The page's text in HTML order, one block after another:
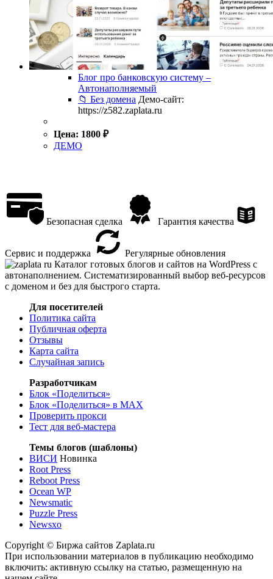
Блог про банковскую систему –
Автонаполняемый
📁 Без домена Демо-сайт:
https://z582.zaplata.ru
Цена: 1800 ₽
ДЕМО
Безопасная сделка Гарантия качества
Сервис и поддержка
Регулярные обновления
Каталог готовых блогов и сайтов на WordPress с
автонаполнением. Систематизированный выбор веб-ресурсов
с доменом и без для быстрого старта.
Для посетителей
Политика сайта
Публичная оферта
Отзывы
Карта сайта
Случайная запись
Разработчикам
Блок «Поделиться»
Блок «Поделиться» в MAX
Проверить прокси
Тест для веб-мастера
Темы блогов (шаблоны)
ВИСИ Новинка
Root Press
Reboot Press
Ocean WP
Newsmatic
Puzzle Press
Newsxo
Copyright © Биржа сайтов Zaplata.ru
При использовании материалов в публикацию необходимо
включить: активную ссылку на статью, размещенную на